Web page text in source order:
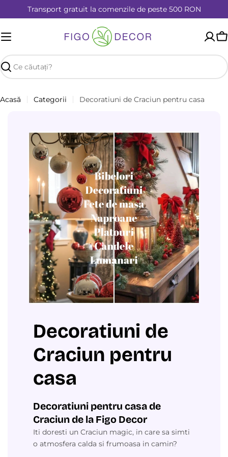
la
Transport gratuit la comenzile de peste 500 RON
Căutare
Acasă Categorii Decoratiuni de Craciun pentru casa
Decoratiuni de
Craciun pentru
casa
Decoratiuni pentru casa de
Craciun de la Figo Decor
Iti doresti un Craciun magic, in care sa simti
o atmosfera calda si frumoasa in camin?